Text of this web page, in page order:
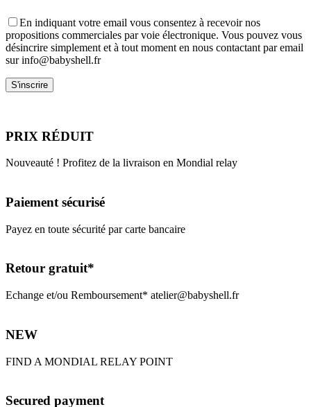
En indiquant votre email vous consentez à recevoir nos
propositions commerciales par voie électronique. Vous pouvez vous
désincrire simplement et à tout moment en nous contactant par email
sur info@babyshell.fr
PRIX RÉDUIT
Nouveauté ! Profitez de la livraison en Mondial relay
Paiement sécurisé
Payez en toute sécurité par carte bancaire
Retour gratuit*
Echange et/ou Remboursement* atelier@babyshell.fr
NEW
FIND A MONDIAL RELAY POINT
Secured payment